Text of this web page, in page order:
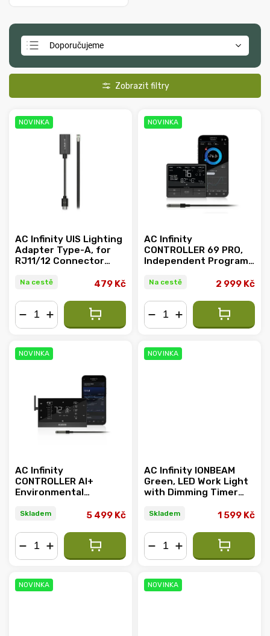
Doporučujeme
Nejlevnější
NOVINKA
AC Infinity UIS Lighting
Adapter Type-A, for
RJ11/12 Connector
10V Dimmers
Na cestě 479 Kč
NOVINKA
AC Infinity
CONTROLLER 69 PRO,
Independent Programs
Bluetooth + WiFi
Na cestě 2 999 Kč
NOVINKA
AC Infinity
CONTROLLER AI+
Environmental
Learning and Dynamic
Skladem 5 499 Kč
NOVINKA
AC Infinity IONBEAM
Green, LED Work Light
with Dimming Timer
Skladem 1 599 Kč
NOVINKA NOVINKA